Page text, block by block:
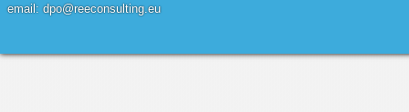
email: dpo@reeconsulting.eu